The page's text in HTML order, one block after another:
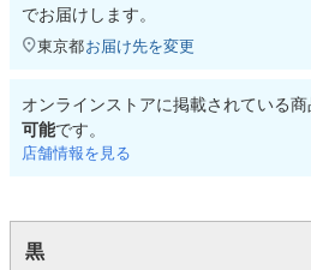
でお届けします。
東京都お届け先を変更
オンラインストアに掲載されている
可能です。
店舗情報を見る
黒